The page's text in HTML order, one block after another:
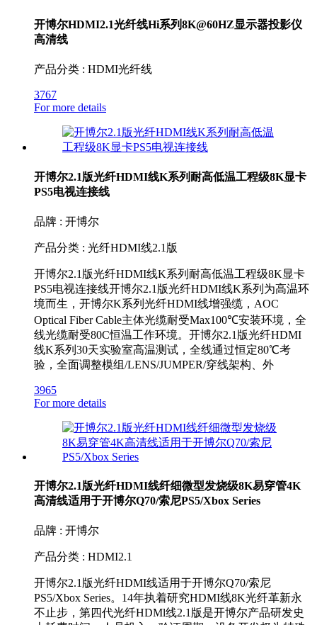
开博尔HDMI2.1光纤线Hi系列8K@60HZ显示器投影仪
高清线
产品分类 : HDMI光纤线
3767
For more details
开博尔2.1版光纤HDMI线K系列耐高低温工程级8K显卡
PS5电视连接线
品牌 : 开博尔
产品分类 : 光纤HDMI线2.1版
开博尔2.1版光纤HDMI线K系列耐高低温工程级8K显卡
PS5电视连接线开博尔2.1版光纤HDMI线K系列为高温环
境而生，开博尔K系列光纤HDMI线增强缆，AOC
Optical Fiber Cable主体光缆耐受Max100℃安装环境，全
线光缆耐受80C恒温工作环境。开博尔2.1版光纤HDMI
线K系列30天实验室高温测试，全线通过恒定80℃考
验，全面调整模组/LENS/JUMPER/穿线架构、外
3965
For more details
开博尔2.1版光纤HDMI线纤细微型发烧级8K易穿管4K
高清线适用于开博尔Q70/索尼PS5/Xbox Series
品牌 : 开博尔
产品分类 : HDMI2.1
开博尔2.1版光纤HDMI线适用于开博尔Q70/索尼
PS5/Xbox Series。14年执着研究HDMI线8K光纤革新永
不止步，第四代光纤HDMl线2.1版是开博尔产品研发史